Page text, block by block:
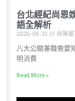
台北經紀尚恩
語全解析
2026-06-21
尚無
八大公關兼職需要
明消費
Read More »